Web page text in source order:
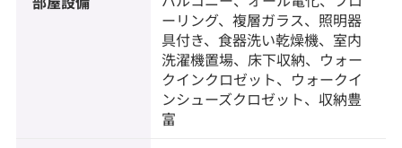
ーリング、複層ガラス、照明器
具付き、食器洗い乾燥機、室内
洗濯機置場、床下収納、ウォー
クインクロゼット、ウォークイ
ンシューズクロゼット、収納豊
富